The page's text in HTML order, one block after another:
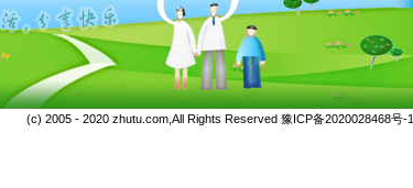
(c) 2005 - 2020 zhutu.com,All Rights Reserved 豫ICP备2020028468号-1